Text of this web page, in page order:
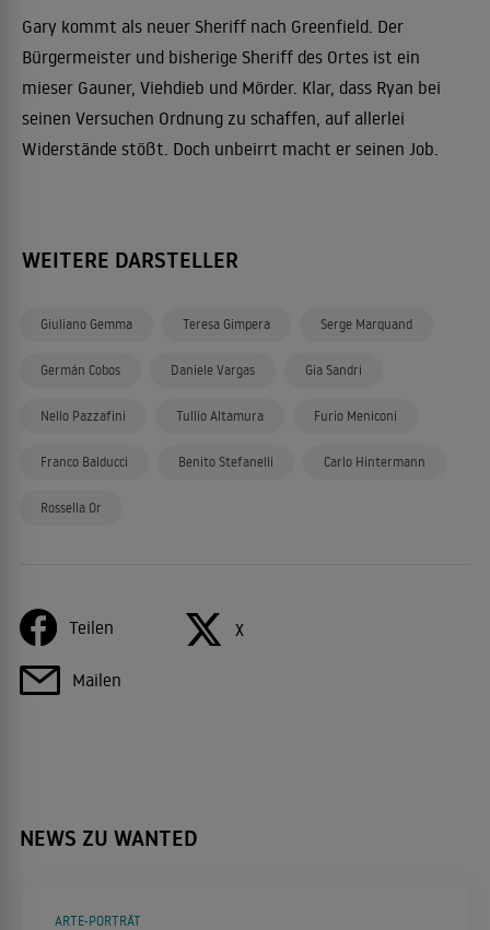
Gary kommt als neuer Sheriff nach Greenfield. Der
Bürgermeister und bisherige Sheriff des Ortes ist ein
mieser Gauner, Viehdieb und Mörder. Klar, dass Ryan bei
seinen Versuchen Ordnung zu schaffen, auf allerlei
Widerstände stößt. Doch unbeirrt macht er seinen Job.
WEITERE DARSTELLER
Giuliano Gemma Teresa Gimpera Serge Marquand
Germán Cobos Daniele Vargas Gia Sandri
Nello Pazzafini Tullio Altamura Furio Meniconi
Franco Balducci Benito Stefanelli Carlo Hintermann
Rossella Or
Teilen X
Mailen
NEWS ZU WANTED
ARTE-PORTRÄT